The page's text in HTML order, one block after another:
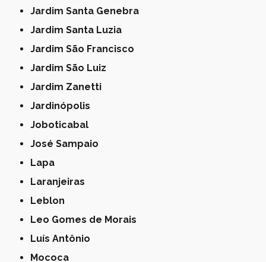
Jardim Santa Genebra
Jardim Santa Luzia
Jardim São Francisco
Jardim São Luiz
Jardim Zanetti
Jardinópolis
Joboticabal
José Sampaio
Lapa
Laranjeiras
Leblon
Leo Gomes de Morais
Luís Antônio
Mococa